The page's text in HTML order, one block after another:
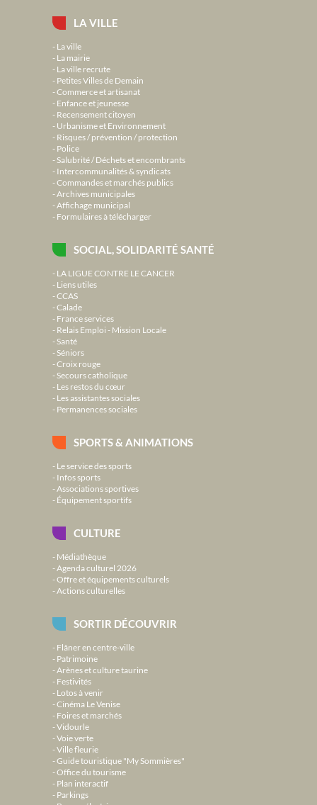
LA VILLE
La ville
La mairie
La ville recrute
Petites Villes de Demain
Commerce et artisanat
Enfance et jeunesse
Recensement citoyen
Urbanisme et Environnement
Risques / prévention / protection
Police
Salubrité / Déchets et encombrants
Intercommunalités & syndicats
Commandes et marchés publics
Archives municipales
Affichage municipal
Formulaires à télécharger
SOCIAL, SOLIDARITÉ SANTÉ
LA LIGUE CONTRE LE CANCER
Liens utiles
CCAS
Calade
France services
Relais Emploi - Mission Locale
Santé
Séniors
Croix rouge
Secours catholique
Les restos du cœur
Les assistantes sociales
Permanences sociales
SPORTS & ANIMATIONS
Le service des sports
Infos sports
Associations sportives
Équipement sportifs
CULTURE
Médiathèque
Agenda culturel 2026
Offre et équipements culturels
Actions culturelles
SORTIR DÉCOUVRIR
Flâner en centre-ville
Patrimoine
Arènes et culture taurine
Festivités
Lotos à venir
Cinéma Le Venise
Foires et marchés
Vidourle
Voie verte
Ville fleurie
Guide touristique "My Sommières"
Office du tourisme
Plan interactif
Parkings